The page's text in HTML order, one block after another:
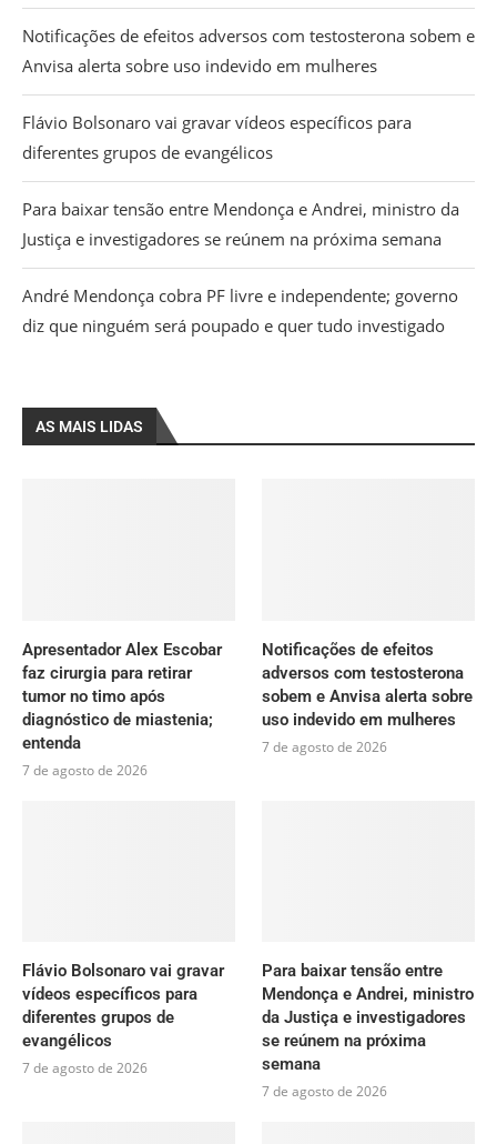
Notificações de efeitos adversos com testosterona sobem e
Anvisa alerta sobre uso indevido em mulheres
Flávio Bolsonaro vai gravar vídeos específicos para
diferentes grupos de evangélicos
Para baixar tensão entre Mendonça e Andrei, ministro da
Justiça e investigadores se reúnem na próxima semana
André Mendonça cobra PF livre e independente; governo
diz que ninguém será poupado e quer tudo investigado
AS MAIS LIDAS
Apresentador Alex Escobar
faz cirurgia para retirar
tumor no timo após
diagnóstico de miastenia;
entenda
7 de agosto de 2026
Notificações de efeitos
adversos com testosterona
sobem e Anvisa alerta sobre
uso indevido em mulheres
7 de agosto de 2026
Flávio Bolsonaro vai gravar
vídeos específicos para
diferentes grupos de
evangélicos
7 de agosto de 2026
Para baixar tensão entre
Mendonça e Andrei, ministro
da Justiça e investigadores
se reúnem na próxima
semana
7 de agosto de 2026